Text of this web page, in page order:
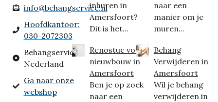
info@behangservice.nl
Hoofdkantoor:
030-2072303
Behangservice
Nederland
Ga naar onze
webshop
inhuren in
Amersfoort?
Dit is het...
Renostuc voor
nieuwbouw in
Amersfoort
Ben je op zoek
naar een
naar een
manier om je
muren...
Behang
Verwijderen in
Amersfoort
Wil je behang
verwijderen in